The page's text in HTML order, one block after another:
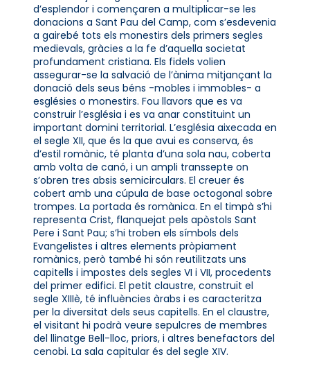
d’esplendor i començaren a multiplicar-se les
donacions a Sant Pau del Camp, com s’esdevenia
a gairebé tots els monestirs dels primers segles
medievals, gràcies a la fe d’aquella societat
profundament cristiana. Els fidels volien
assegurar-se la salvació de l’ànima mitjançant la
donació dels seus béns -mobles i immobles- a
esglésies o monestirs. Fou llavors que es va
construir l’església i es va anar constituint un
important domini territorial. L’església aixecada en
el segle XII, que és la que avui es conserva, és
d’estil romànic, té planta d’una sola nau, coberta
amb volta de canó, i un ampli transsepte on
s’obren tres absis semicirculars. El creuer és
cobert amb una cúpula de base octogonal sobre
trompes. La portada és romànica. En el timpà s’hi
representa Crist, flanquejat pels apòstols Sant
Pere i Sant Pau; s’hi troben els símbols dels
Evangelistes i altres elements pròpiament
romànics, però també hi són reutilitzats uns
capitells i impostes dels segles VI i VII, procedents
del primer edifici. El petit claustre, construït el
segle XIIIè, té influències àrabs i es caracteritza
per la diversitat dels seus capitells. En el claustre,
el visitant hi podrà veure sepulcres de membres
del llinatge Bell-lloc, priors, i altres benefactors del
cenobi. La sala capitular és del segle XIV.